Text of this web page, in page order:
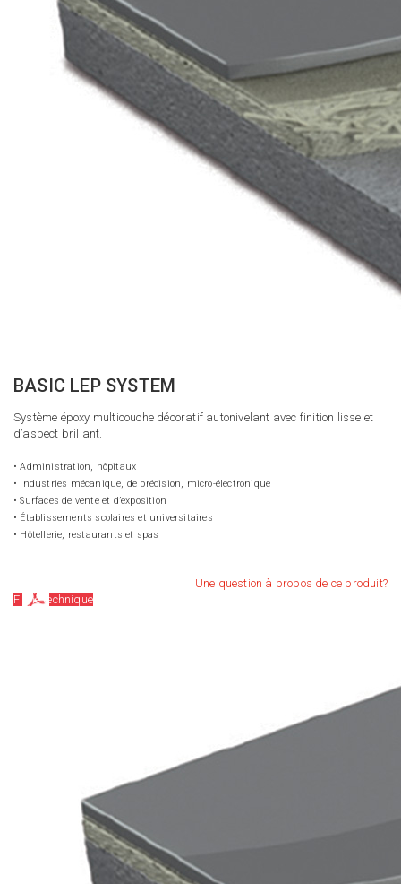
BASIC LEP SYSTEM
Système époxy multicouche décoratif autonivelant avec finition lisse et
d’aspect brillant.
• Administration, hôpitaux
• Industries mécanique, de précision, micro-électronique
• Surfaces de vente et d’exposition
• Établissements scolaires et universitaires
• Hôtellerie, restaurants et spas
Une question à propos de ce produit?
Fiche technique